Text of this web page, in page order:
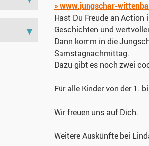
» www.jungschar-
Hast Du Freude an Action
Geschichten und
Dann komm in die
Samstagnachmittag.
Dazu gibt es noch zwei
Für alle Kinder von der 1.
Wir freuen uns auf Dich.
Weitere Auskünfte bei